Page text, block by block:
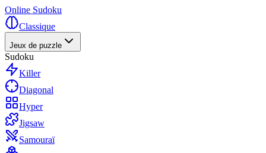
Online Sudoku
Classique
Jeux de puzzle
Sudoku
Killer
Diagonal
Hyper
Jigsaw
Samouraï